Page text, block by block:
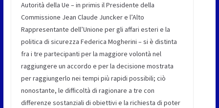
Autorità della Ue – in primis il Presidente della
Commissione Jean Claude Juncker e l’Alto
Rappresentante dell’Unione per gli affari esteri e la
politica di sicurezza Federica Mogherini – si è distinta
fra i tre partecipanti per la maggiore volontà nel
raggiungere un accordo e per la decisione mostrata
per raggiungerlo nei tempi più rapidi possibili; ciò
nonostante, le difficoltà di ragionare a tre con
differenze sostanziali di obiettivi e la richiesta di poter